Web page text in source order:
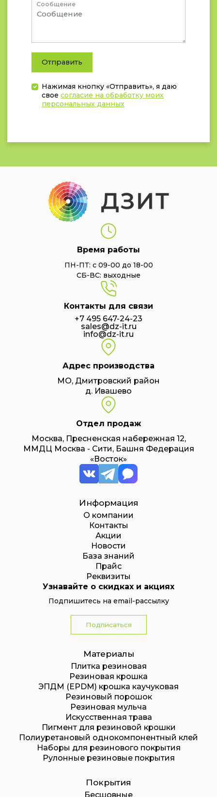
Сообщение
Отправить
Нажимая кнопку «Отправить», я даю
свое согласие на обработку моих
персональных данных
Время работы
ПН-ПТ: с 09-00 до 18-00
СБ-ВС: выходные
Контакты для связи
+7 495 647-24-23
sales@dz-it.ru
info@dz-it.ru
Адрес производства
МО, Дмитровский район
д. Ивашево
Отдел продаж
Москва, Пресненская набережная 12,
ММДЦ Москва - Сити, Башня Федерация
«Восток»
Информация
О компании
Контакты
Акции
Новости
База знаний
Прайс
Реквизиты
Узнавайте о скидках и акциях
Подпишитесь на email-рассылку
Подписаться
Материалы
Плитка резиновая
Резиновая крошка
ЭПДМ (EPDM) крошка каучуковая
Резиновый порошок
Резиновая мульча
Искусственная трава
Пигмент для резиновой крошки
Полиуретановый однокомпонентный клей
Наборы для резинового покрытия
Рулонные резиновые покрытия
Покрытия
Бесшовные